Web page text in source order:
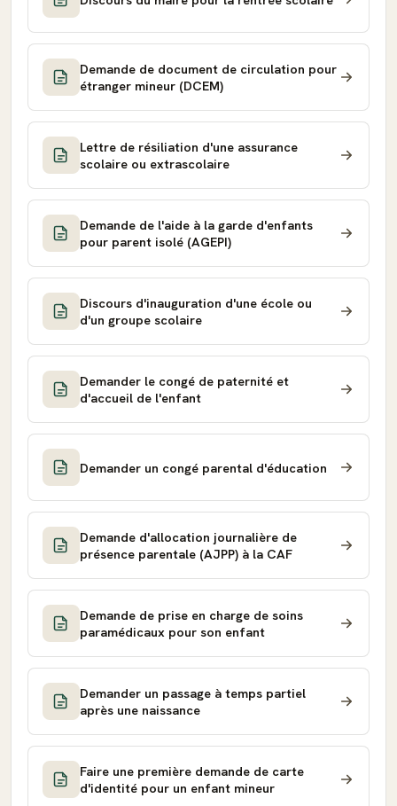
Demande de document de circulation pour
étranger mineur (DCEM)
Lettre de résiliation d'une assurance
scolaire ou extrascolaire
Demande de l'aide à la garde d'enfants
pour parent isolé (AGEPI)
Discours d'inauguration d'une école ou
d'un groupe scolaire
Demander le congé de paternité et
d'accueil de l'enfant
Demander un congé parental d'éducation
Demande d'allocation journalière de
présence parentale (AJPP) à la CAF
Demande de prise en charge de soins
paramédicaux pour son enfant
Demander un passage à temps partiel
après une naissance
Faire une première demande de carte
d'identité pour un enfant mineur